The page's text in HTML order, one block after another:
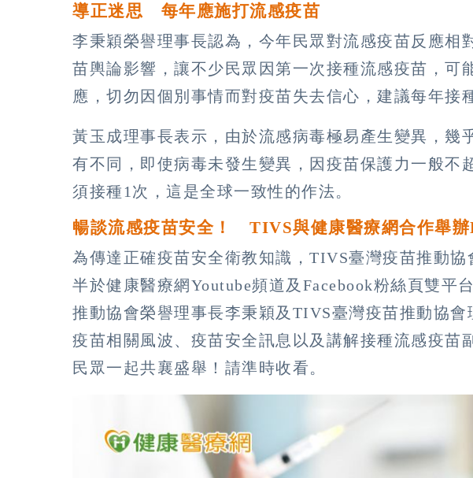
導正迷思 每年應施打流感疫苗
李秉穎榮譽理事長認為，今年民眾對流感疫苗反應相
苗輿論影響，讓不少民眾因第一次接種流感疫苗，可
應，切勿因個別事情而對疫苗失去信心，建議每年接
黃玉成理事長表示，由於流感病毒極易產生變異，幾
有不同，即使病毒未發生變異，因疫苗保護力一般不
須接種1次，這是全球一致性的作法。
暢談流感疫苗安全！ TIVS與健康醫療網合作舉
為傳達正確疫苗安全衛教知識，TIVS臺灣疫苗推動
半於健康醫療網Youtube頻道及Facebook粉絲頁雙平
推動協會榮譽理事長李秉穎及TIVS臺灣疫苗推動協會
疫苗相關風波、疫苗安全訊息以及講解接種流感疫苗
民眾一起共襄盛舉！請準時收看。